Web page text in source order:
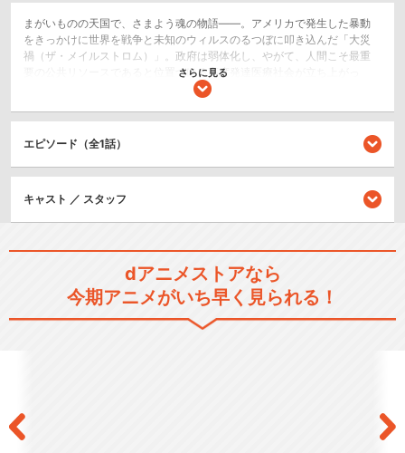
まがいものの天国で、さまよう魂の物語――。アメリカで発生した暴動
をきっかけに世界を戦争と未知のウィルスのるつぼに叩き込んだ「大災
禍（ザ・メイルストロム）」。政府は弱体化し、やがて、人間こそ最重
要の公共リソースであると位置づける高度発達医療社会が立ち上がっ
た。＜生府＞の成立である。＜生府＞により、人々は「健康」と「優し
は、WatchME（体内監視システム）を体に埋め込み、あらゆるリスクは
遠ざけられた。人々は自らを優しい牢獄へと閉じ込めたのである。霧慧
トァンは＜生府＞の番人であるWHOの螺旋監察官。紛争地域の停戦監視
などが仕事だ。だが彼女は、“生命主義”への違和感をぬぐうことができ
は友達がいた。御冷ミァハ。成績優秀でありながら、＜生府＞の管理を
憎悪する少女。個人用医療薬精製システム＜メディケア＞を騙せば世界
零下堂キアンはミァハに心酔していた。「私たちは大人にならないっ
て、一緒に宣言するの」ミァハの導くままに死を試みる2人。そしてミァ
ハだけが死に、トァンとキアンだけがこの牢獄に取り残された。それか
ら13年・・・。トァンは世間をシステムを欺きながら螺旋監察官とな
り、キアンは普通の市民として生きてきた。謹慎処分で日本に帰国する
ことになったトァンは、キアンと再会する。キアンと食事をするトァ
ホラー/サスペンス/推理
さらに見る
エピソード（全1話）
キャスト ／ スタッフ
dアニメストアなら
今期アニメがいち早く見られる！